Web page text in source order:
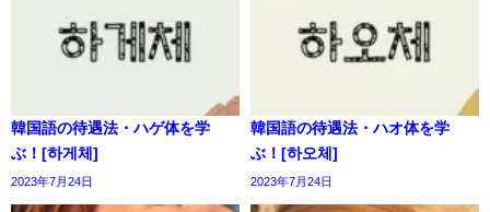
韓国語の待遇法・ハゲ体を学
ぶ！[하게체]
2023年7月24日
韓国語の待遇法・ハオ体を学
ぶ！[하오체]
2023年7月24日